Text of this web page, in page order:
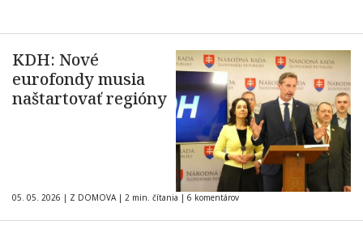
KDH: Nové
eurofondy musia
naštartovať regióny
05. 05. 2026 | Z DOMOVA | 2 min. čítania | 6 komentárov